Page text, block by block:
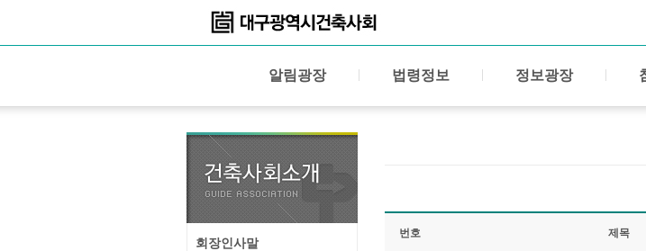
알림광장 법령정보 정보광장
회장인사말
번호 제목